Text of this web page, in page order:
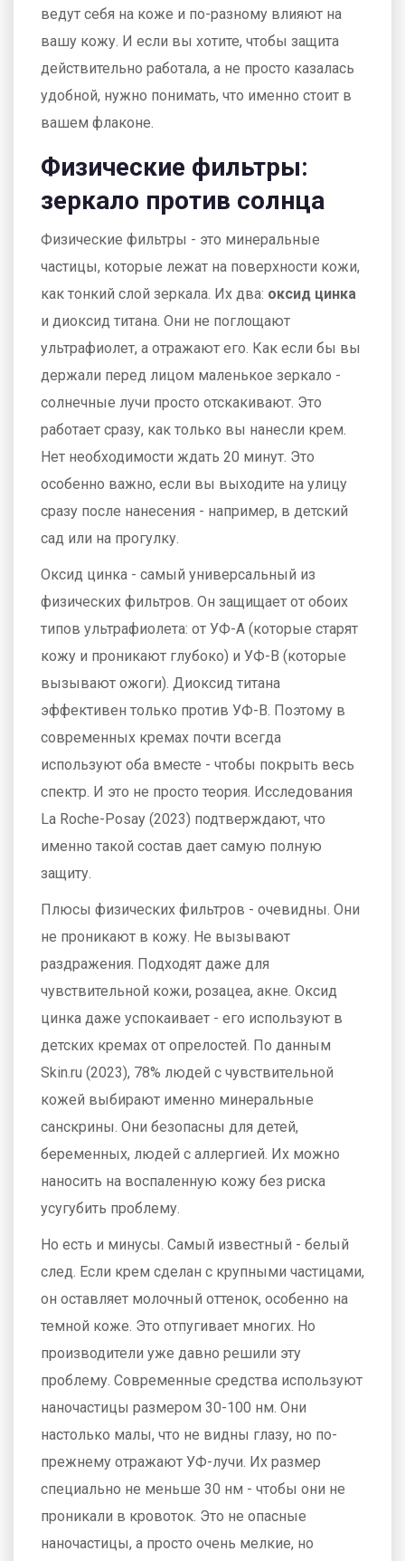
ведут себя на коже и по-разному влияют на
вашу кожу. И если вы хотите, чтобы защита
действительно работала, а не просто казалась
удобной, нужно понимать, что именно стоит в
вашем флаконе.
Физические фильтры:
зеркало против солнца
Физические фильтры - это минеральные
частицы, которые лежат на поверхности кожи,
как тонкий слой зеркала. Их два: оксид цинка
и диоксид титана. Они не поглощают
ультрафиолет, а отражают его. Как если бы вы
держали перед лицом маленькое зеркало -
солнечные лучи просто отскакивают. Это
работает сразу, как только вы нанесли крем.
Нет необходимости ждать 20 минут. Это
особенно важно, если вы выходите на улицу
сразу после нанесения - например, в детский
сад или на прогулку.
Оксид цинка - самый универсальный из
физических фильтров. Он защищает от обоих
типов ультрафиолета: от УФ-А (которые старят
кожу и проникают глубоко) и УФ-В (которые
вызывают ожоги). Диоксид титана
эффективен только против УФ-В. Поэтому в
современных кремах почти всегда
используют оба вместе - чтобы покрыть весь
спектр. И это не просто теория. Исследования
La Roche-Posay (2023) подтверждают, что
именно такой состав дает самую полную
защиту.
Плюсы физических фильтров - очевидны. Они
не проникают в кожу. Не вызывают
раздражения. Подходят даже для
чувствительной кожи, розацеа, акне. Оксид
цинка даже успокаивает - его используют в
детских кремах от опрелостей. По данным
Skin.ru (2023), 78% людей с чувствительной
кожей выбирают именно минеральные
санскрины. Они безопасны для детей,
беременных, людей с аллергией. Их можно
наносить на воспаленную кожу без риска
усугубить проблему.
Но есть и минусы. Самый известный - белый
след. Если крем сделан с крупными частицами,
он оставляет молочный оттенок, особенно на
темной коже. Это отпугивает многих. Но
производители уже давно решили эту
проблему. Современные средства используют
наночастицы размером 30-100 нм. Они
настолько малы, что не видны глазу, но по-
прежнему отражают УФ-лучи. Их размер
специально не меньше 30 нм - чтобы они не
проникали в кровоток. Это не опасные
наночастицы, а просто очень мелкие, но